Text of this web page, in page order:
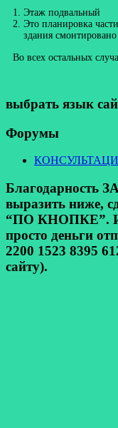
Этаж подвальный
Это планировка
здания
Во всех остальных
выбрать язык
Форумы
выразить ниже,
“ПО КНОПКЕ”.
просто деньги
2200 1523 8395
сайту).